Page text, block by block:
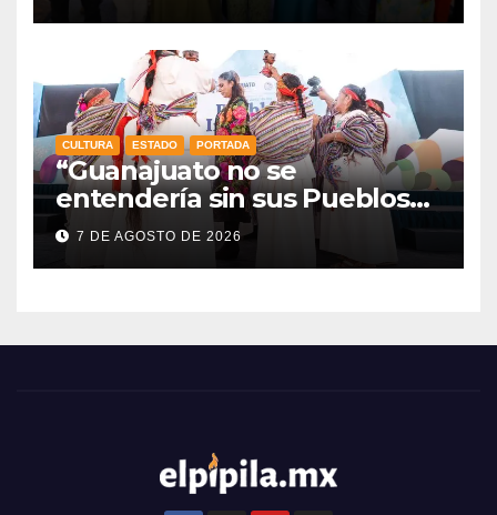
CULTURA ESTADO PORTADA
“Guanajuato no se
entendería sin sus Pueblos
Indígenas”: Libia Dennise
fortalece el orgullo del
7 DE AGOSTO DE 2026